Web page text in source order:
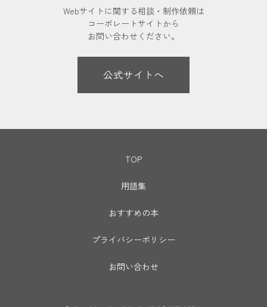
Webサイトに関する相談・制作依頼は
コーポレートサイトから
お問い合わせください。
公式サイトへ
TOP
用語集
おすすめの本
プライバシーポリシー
お問い合わせ